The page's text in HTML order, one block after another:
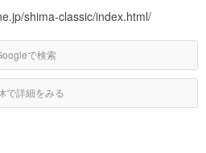
shima-classic/index.html/
で検索
で詳細をみる